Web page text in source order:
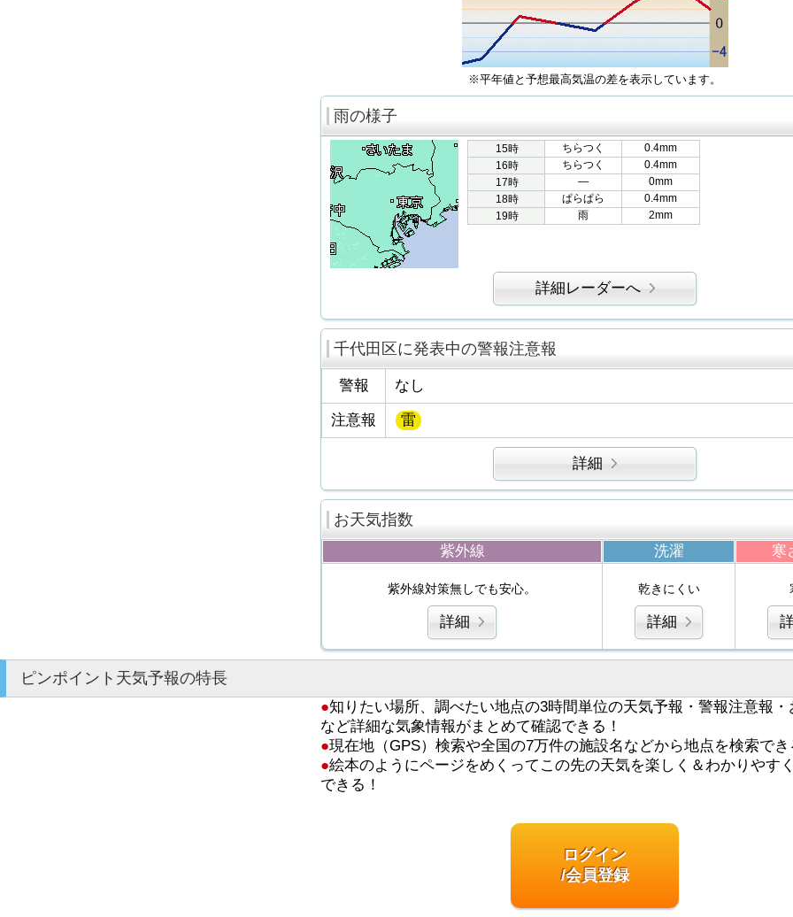
※平年値と予想最高気温の差を表示しています。
雨の様子
15時 ちらつく
0.4mm
16時
ちらつく
0.4mm
17時
―
0mm
18時
ぱらぱら
0.4mm
19時
雨 2mm
詳細レーダーへ
千代田区に発表中の警報注意報
警報 なし
注意報 雷
詳細
お天気指数
紫外線 洗濯 寒
紫外線対策無しでも安心。
詳細
乾きにくい
詳細
ピンポイント天気予報の特長
●知りたい場所、調べたい地点の3時間単位の天気予報・警報注意報・
など詳細な気象情報がまとめて確認できる！
●現在地（GPS）検索や全国の7万件の施設名などから地点を検索でき
●絵本のようにページをめくってこの先の天気を楽しく＆わかりやす
できる！
ログイン
/会員登録